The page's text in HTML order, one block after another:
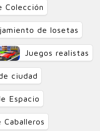
Colección
de losetas
Juegos realistas
ciudad
Espacio
Caballeros